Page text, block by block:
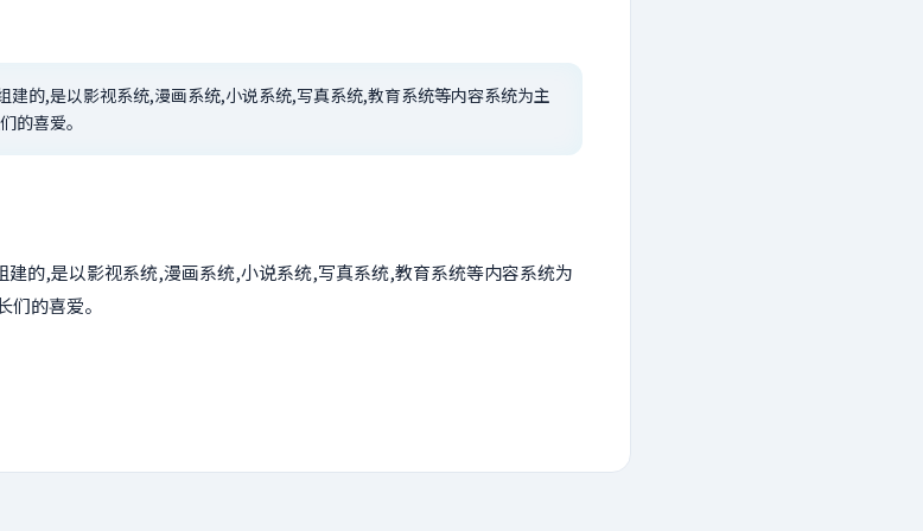
建的,是以影视系统,漫画系统,小说系统,写真系统,教育系统等内容系统为主
的喜爱。
的,是以影视系统,漫画系统,小说系统,写真系统,教育系统等内容系统为
的喜爱。